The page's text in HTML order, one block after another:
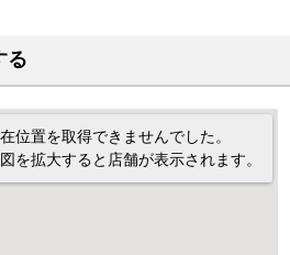
る
位置を取得できませんでした。
を拡大すると店舗が表示されます。